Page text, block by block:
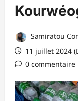
Samiratou
11 juillet 2024
0 commentaire